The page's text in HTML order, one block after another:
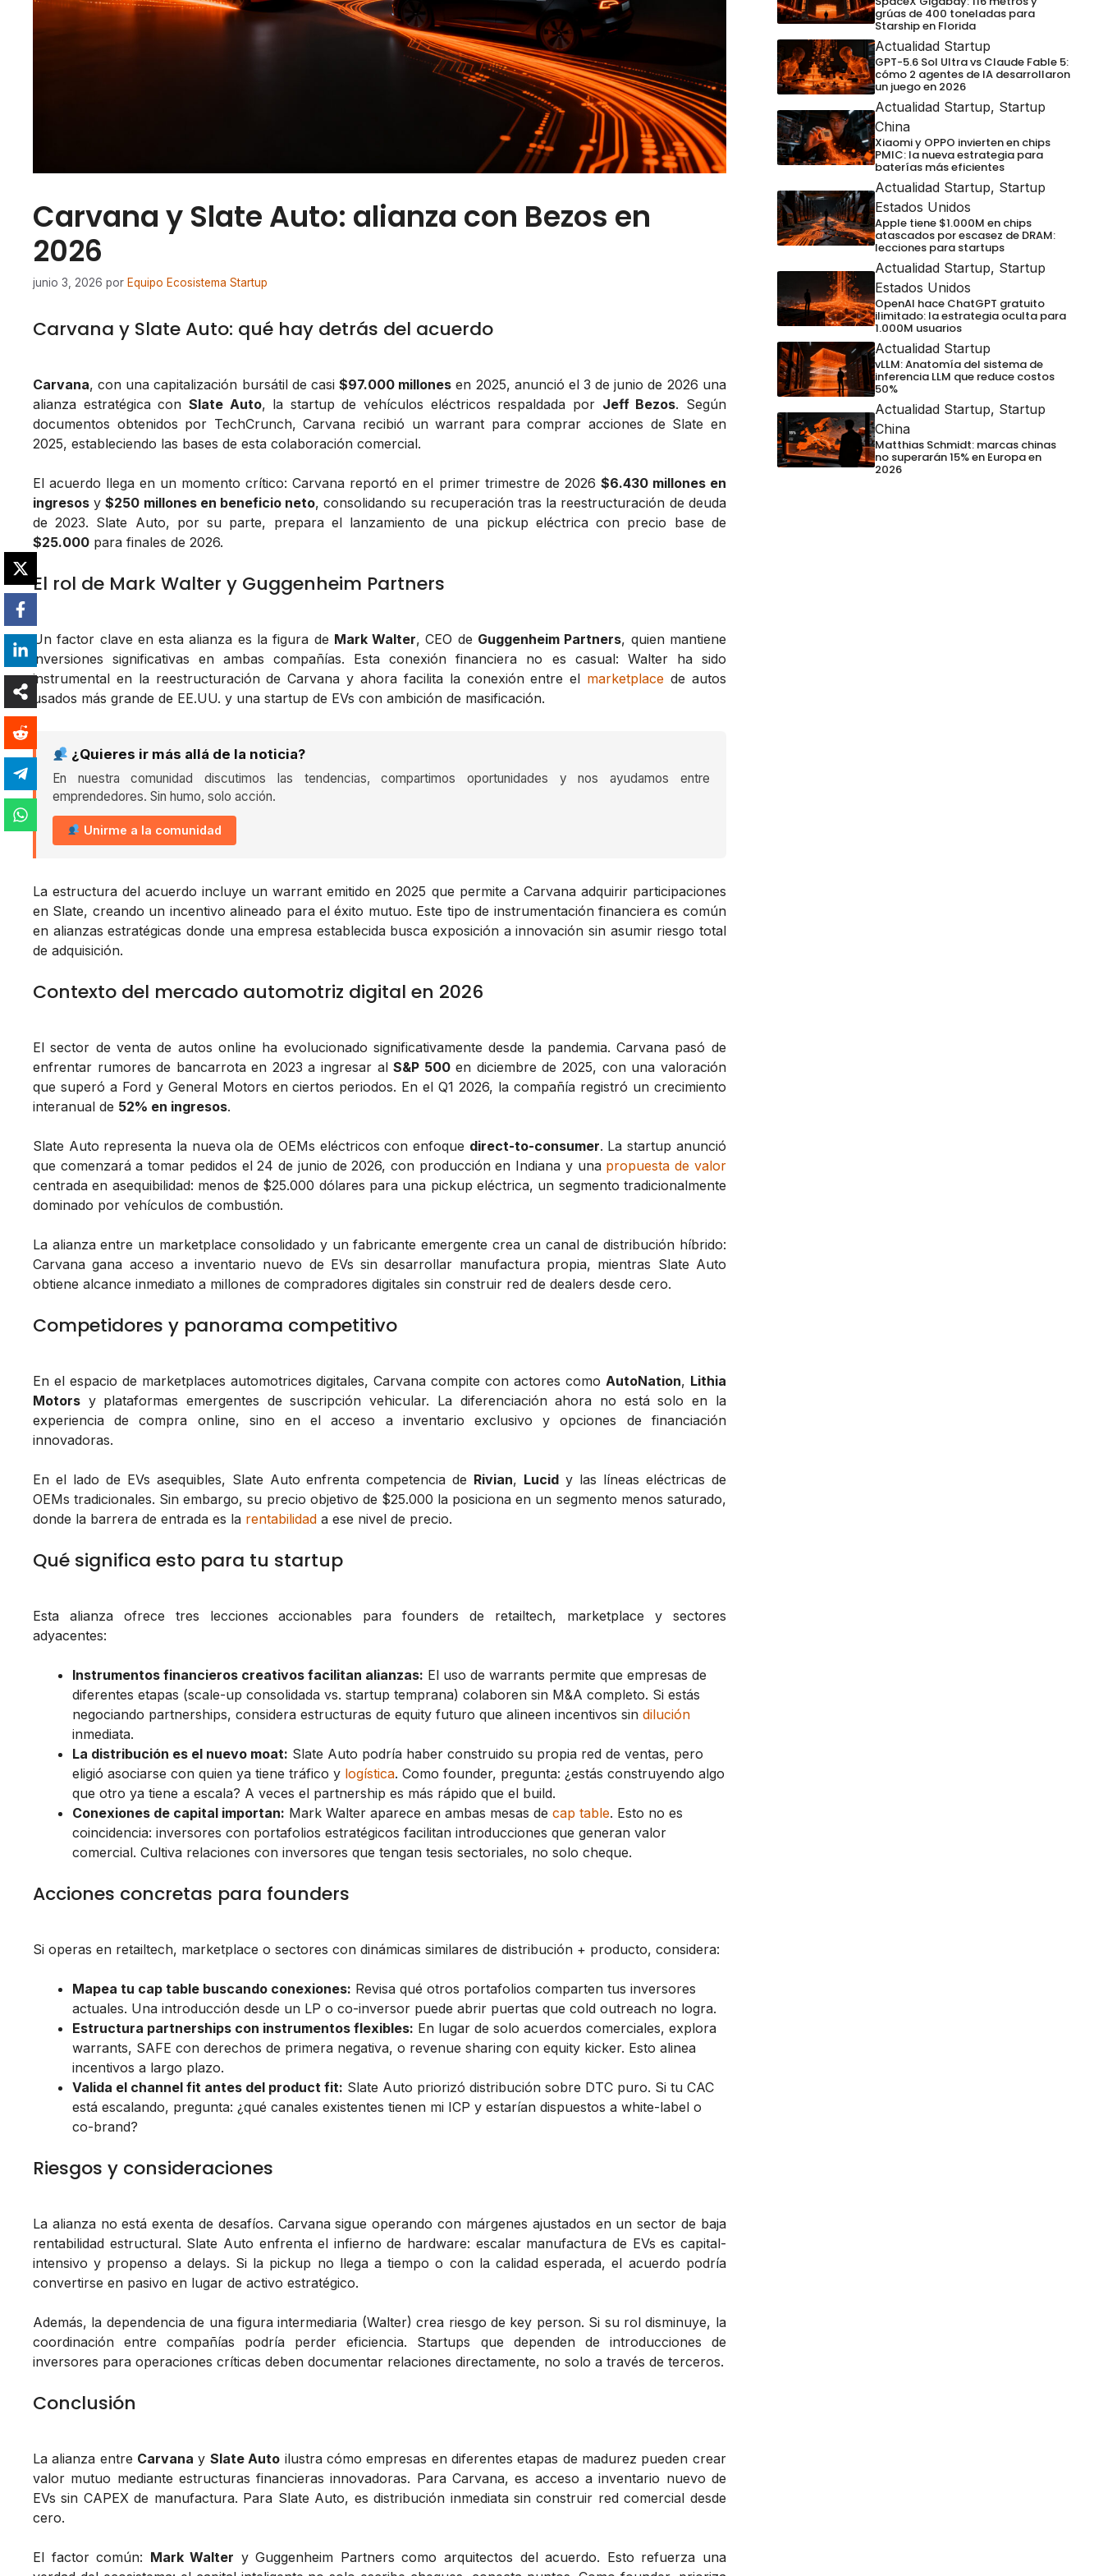
Carvana y Slate Auto: alianza con Bezos en
2026
junio 3, 2026 por Equipo Ecosistema Startup
Carvana y Slate Auto: qué hay detrás del acuerdo
Carvana, con una capitalización bursátil de casi$97.000 millones en 2025, anunció el 3 de junio de 2026 una
alianza estratégica con Slate Auto, la startup de vehículos eléctricos respaldada por Jeff Bezos. Según
documentos obtenidos por TechCrunch, Carvana recibió un warrant para comprar acciones de Slate en
2025, estableciendo las bases de esta colaboración comercial.
El acuerdo llega en un momento crítico: Carvana reportó en el primer trimestre de 2026 $6.430 millones en
ingresos y$250 millones en beneficio neto, consolidando su recuperación tras la reestructuración de deuda
de 2023. Slate Auto, por su parte, prepara el lanzamiento de una pickup eléctrica con precio base de
$25.000 para finales de 2026.
El rol de Mark Walter y Guggenheim Partners
Un factor clave en esta alianza es la figura de Mark Walter, CEO de Guggenheim Partners, quien mantiene
inversiones significativas en ambas compañías. Esta conexión financiera no es casual: Walter ha sido
instrumental en la reestructuración de Carvana y ahora facilita la conexión entre el marketplace de autos
usados más grande de EE.UU. y una startup de EVs con ambición de masificación.
¿Quieres ir más allá de la noticia?
En nuestra comunidad discutimos las tendencias, compartimos oportunidades y nos ayudamos entre
emprendedores. Sin humo, solo acción.
Unirme a la comunidad
La estructura del acuerdo incluye un warrant emitido en 2025 que permite a Carvana adquirir participaciones
en Slate, creando un incentivo alineado para el éxito mutuo. Este tipo de instrumentación financiera es común
en alianzas estratégicas donde una empresa establecida busca exposición a innovación sin asumir riesgo total
de adquisición.
Contexto del mercado automotriz digital en 2026
El sector de venta de autos online ha evolucionado significativamente desde la pandemia. Carvana pasó de
enfrentar rumores de bancarrota en 2023 a ingresar alS&P 500en diciembre de 2025, con una valoración
que superó a Ford y General Motors en ciertos periodos. En el Q1 2026, la compañía registró un crecimiento
interanual de 52% en ingresos.
Slate Auto representa la nueva ola de OEMs eléctricos con enfoque direct-to-consumer. La startup anunció
que comenzará a tomar pedidos el 24 de junio de 2026, con producción en Indiana y una propuesta de valor
centrada en asequibilidad: menos de $25.000 dólares para una pickup eléctrica, un segmento tradicionalmente
dominado por vehículos de combustión.
La alianza entre un marketplace consolidado y un fabricante emergente crea un canal de distribución híbrido:
Carvana gana acceso a inventario nuevo de EVs sin desarrollar manufactura propia, mientras Slate Auto
obtiene alcance inmediato a millones de compradores digitales sin construir red de dealers desde cero.
Competidores y panorama competitivo
En el espacio de marketplaces automotrices digitales, Carvana compite con actores como AutoNation, Lithia
Motors y plataformas emergentes de suscripción vehicular. La diferenciación ahora no está solo en la
experiencia de compra online, sino en el acceso a inventario exclusivo y opciones de financiación
innovadoras.
En el lado de EVs asequibles, Slate Auto enfrenta competencia de Rivian, Lucid y las líneas eléctricas de
OEMs tradicionales. Sin embargo, su precio objetivo de $25.000 la posiciona en un segmento menos saturado,
donde la barrera de entrada es la rentabilidad a ese nivel de precio.
Qué significa esto para tu startup
Esta alianza ofrece tres lecciones accionables para founders de retailtech, marketplace y sectores
adyacentes:
Instrumentos financieros creativos facilitan alianzas: El uso de warrants permite que empresas de
diferentes etapas (scale-up consolidada vs. startup temprana) colaboren sin M&A completo. Si estás
negociando partnerships, considera estructuras de equity futuro que alineen incentivos sin dilución
inmediata.
La distribución es el nuevo moat: Slate Auto podría haber construido su propia red de ventas, pero
eligió asociarse con quien ya tiene tráfico y logística. Como founder, pregunta: ¿estás construyendo algo
que otro ya tiene a escala? A veces el partnership es más rápido que el build.
Conexiones de capital importan: Mark Walter aparece en ambas mesas de cap table. Esto no es
coincidencia: inversores con portafolios estratégicos facilitan introducciones que generan valor
comercial. Cultiva relaciones con inversores que tengan tesis sectoriales, no solo cheque.
Acciones concretas para founders
Si operas en retailtech, marketplace o sectores con dinámicas similares de distribución + producto, considera:
Mapea tu cap table buscando conexiones: Revisa qué otros portafolios comparten tus inversores
actuales. Una introducción desde un LP o co-inversor puede abrir puertas que cold outreach no logra.
Estructura partnerships con instrumentos flexibles: En lugar de solo acuerdos comerciales, explora
warrants, SAFE con derechos de primera negativa, o revenue sharing con equity kicker. Esto alinea
incentivos a largo plazo.
Valida el channel fit antes del product fit: Slate Auto priorizó distribución sobre DTC puro. Si tu CAC
está escalando, pregunta: ¿qué canales existentes tienen mi ICP y estarían dispuestos a white-label o
co-brand?
Riesgos y consideraciones
La alianza no está exenta de desafíos. Carvana sigue operando con márgenes ajustados en un sector de baja
rentabilidad estructural. Slate Auto enfrenta el infierno de hardware: escalar manufactura de EVs es capital-
intensivo y propenso a delays. Si la pickup no llega a tiempo o con la calidad esperada, el acuerdo podría
convertirse en pasivo en lugar de activo estratégico.
Además, la dependencia de una figura intermediaria (Walter) crea riesgo de key person. Si su rol disminuye, la
coordinación entre compañías podría perder eficiencia. Startups que dependen de introducciones de
inversores para operaciones críticas deben documentar relaciones directamente, no solo a través de terceros.
Conclusión
La alianza entre Carvana y Slate Auto ilustra cómo empresas en diferentes etapas de madurez pueden crear
valor mutuo mediante estructuras financieras innovadoras. Para Carvana, es acceso a inventario nuevo de
EVs sin CAPEX de manufactura. Para Slate Auto, es distribución inmediata sin construir red comercial desde
cero.
El factor común: Mark Walter y Guggenheim Partners como arquitectos del acuerdo. Esto refuerza una
grúas de 400 toneladas para
Starship en Florida
Actualidad Startup
GPT-5.6 Sol Ultra vs Claude Fable 5:
cómo 2 agentes de IA desarrollaron
un juego en 2026
Actualidad Startup, Startup
China
Xiaomi y OPPO invierten en chips
PMIC: la nueva estrategia para
baterías más eficientes
Actualidad Startup, Startup
Estados Unidos
Apple tiene $1.000M en chips
atascados por escasez de DRAM:
lecciones para startups
Actualidad Startup, Startup
Estados Unidos
OpenAI hace ChatGPT gratuito
ilimitado: la estrategia oculta para
1.000M usuarios
Actualidad Startup
vLLM: Anatomía del sistema de
inferencia LLM que reduce costos
50%
Actualidad Startup, Startup
China
Matthias Schmidt: marcas chinas
no superarán 15% en Europa en
2026